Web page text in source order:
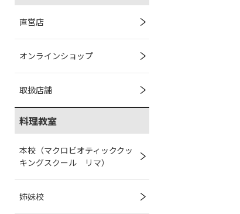
直営店
オンラインショップ
取扱店舗
料理教室
本校（マクロビオティッククッ
キングスクール リマ）
姉妹校